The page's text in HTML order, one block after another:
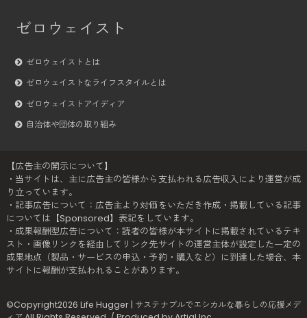
ゼロウェイスト
ゼロウェイストとは
ゼロウェイストなライフスタイルとは
ゼロウェイストアイディア
自治体や団体の取り組み
【広告主の開示について】
・当サイトは、主に広告主の皆様から支払われる広告収入により運営が成
り立っています。
・記事広告について：広告主より対価をいただき作成・掲載している記事
については【Sponsored】表記をしています。
・成果報酬型広告について：読者の皆様が本サイトに掲載されているテキ
スト・画像リンクを経由してリンク先サイトの運営主体が設定した一定の
成果地点（製品・サービスの申込・予約・購入など）に到達した場合、本
サイトに報酬が支払われることがあります。
©Copyright2026Life Hugger | サステナブルでエシカルな暮らしの応援メデ